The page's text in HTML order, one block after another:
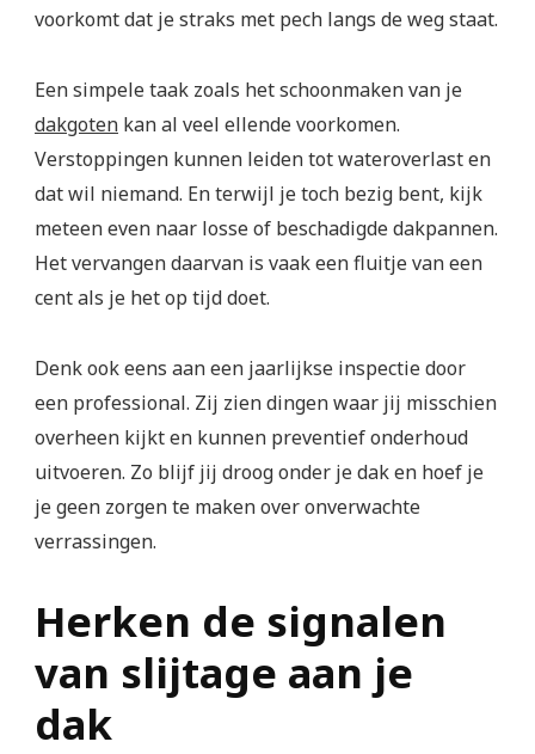
voorkomt dat je straks met pech langs de weg staat.
Een simpele taak zoals het schoonmaken van je
dakgoten kan al veel ellende voorkomen.
Verstoppingen kunnen leiden tot wateroverlast en
dat wil niemand. En terwijl je toch bezig bent, kijk
meteen even naar losse of beschadigde dakpannen.
Het vervangen daarvan is vaak een fluitje van een
cent als je het op tijd doet.
Denk ook eens aan een jaarlijkse inspectie door
een professional. Zij zien dingen waar jij misschien
overheen kijkt en kunnen preventief onderhoud
uitvoeren. Zo blijf jij droog onder je dak en hoef je
je geen zorgen te maken over onverwachte
verrassingen.
Herken de signalen
van slijtage aan je
dak